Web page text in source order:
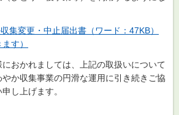
集変更・中止届出書（ワード：47KB）
す）
おかれましては、上記の取扱いについて
か収集事業の円滑な運用に引き続きご協
し上げます。